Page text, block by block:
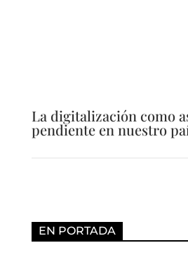
La digitalización como
pendiente en nuestro
EN PORTADA